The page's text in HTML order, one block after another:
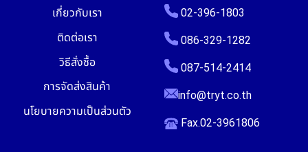
เกี่ยวกับเรา
ติดต่อเรา
วิธีสั่งซื้อ
การจัดส่งสินค้า
นโยบายความเป็นส่วนตัว
02-396-1803
086-329-1282
087-514-2414
info@tryt.co.th
Fax.02-3961806